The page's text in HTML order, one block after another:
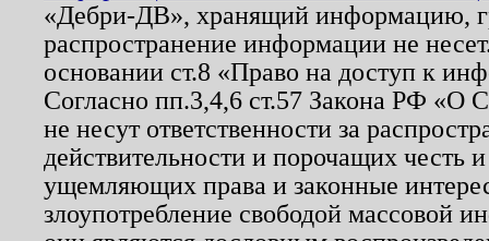
«Дебри-ДВ», хранящий информацию,
распространение информации не
основании ст.8 «Право на доступ к
Согласно пп.3,4,6 ст.57 Закона РФ «О
не несут ответственности за
действительности и порочащих честь
ущемляющих права и законные
злоупотребление свободой массовой